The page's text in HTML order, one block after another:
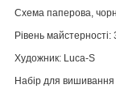
Схема паперова,
Рівень майстерності:
Художник: Luca-S
Набір для